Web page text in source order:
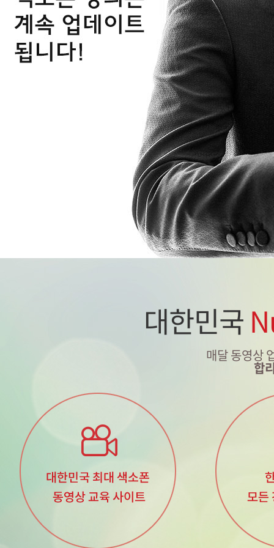
대한민국
매달 동영상
합